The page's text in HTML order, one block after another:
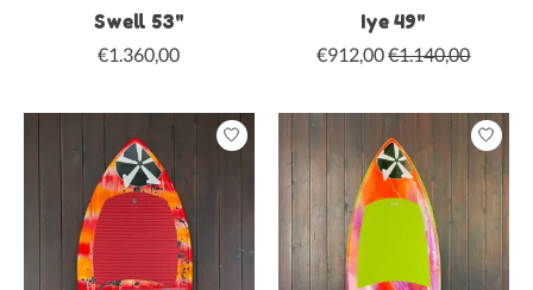
Swell 53"
€1.360,00
Iye 49"
€912,00€1.140,00